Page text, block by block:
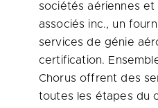
sociétés aériennes et
associés inc., un
services de génie
certification.
Chorus offrent des
toutes les étapes du